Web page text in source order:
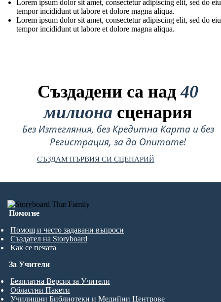
Lorem ipsum dolor sit amet, consectetur adipiscing elit, sed do
tempor incididunt ut labore et dolore magna aliqua.
Lorem ipsum dolor sit amet, consectetur adipiscing elit, sed do
tempor incididunt ut labore et dolore magna aliqua.
Създадени са над40
милиона сценария
Без Изтегляния, без Кредитна Карта и без
Регистрация, за да Опитате!
СЪЗДАМ ПЪРВИЯ СИ СЦЕНАРИЙ
Помогне
Помощ и често задавани въпроси
Създател на Storyboard
Как се печата
За Учители
Безплатна Версия за Учители
Областни Пакети
Училищни Библиотеки и Медийни Центрове